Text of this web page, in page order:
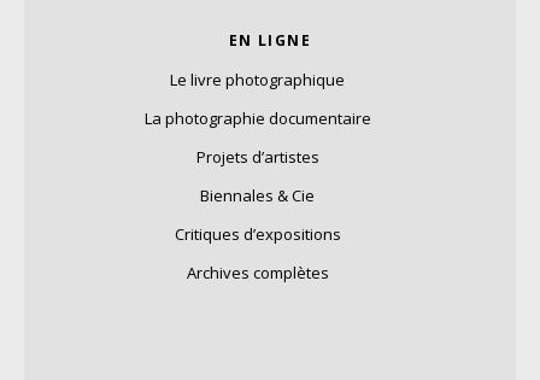
EN LIGNE
Le livre photographique
La photographie documentaire
Projets d’artistes
Biennales & Cie
Critiques d’expositions
Archives complètes